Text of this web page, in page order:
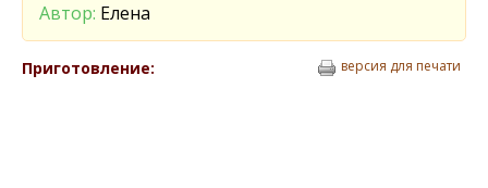
Автор: Елена
Приготовление: версия для печати